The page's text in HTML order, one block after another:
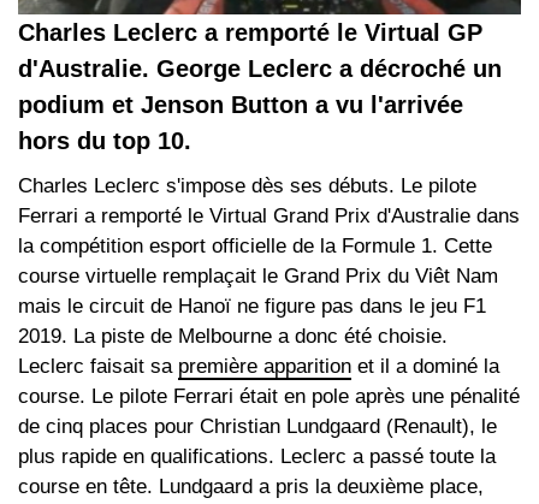
Charles Leclerc a remporté le Virtual GP
d'Australie. George Leclerc a décroché un
podium et Jenson Button a vu l'arrivée
hors du top 10.
Charles Leclerc s'impose dès ses débuts. Le pilote
Ferrari a remporté le Virtual Grand Prix d'Australie dans
la compétition esport officielle de la Formule 1. Cette
course virtuelle remplaçait le Grand Prix du Viêt Nam
mais le circuit de Hanoï ne figure pas dans le jeu F1
2019. La piste de Melbourne a donc été choisie.
Leclerc faisait sa première apparition et il a dominé la
course. Le pilote Ferrari était en pole après une pénalité
de cinq places pour Christian Lundgaard (Renault), le
plus rapide en qualifications. Leclerc a passé toute la
course en tête. Lundgaard a pris la deuxième place,